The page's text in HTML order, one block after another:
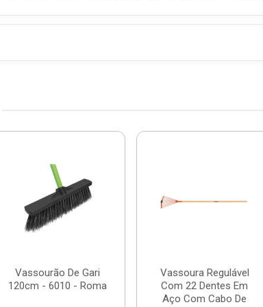
Vassourão De Gari
120cm - 6010 - Roma
Vassoura Regulável
Com 22 Dentes Em
Aço Com Cabo De